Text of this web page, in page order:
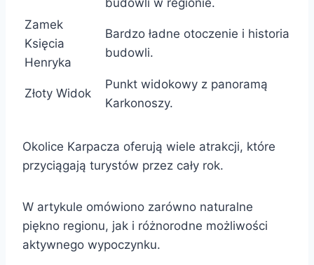
Zamek
Księcia
Henryka
Bardzo ładne otoczenie i historia
budowli.
Złoty Widok
Punkt widokowy z panoramą
Karkonoszy.
Okolice Karpacza oferują wiele atrakcji, które
przyciągają turystów przez cały rok.
W artykule omówiono zarówno naturalne
piękno regionu, jak i różnorodne możliwości
aktywnego wypoczynku.